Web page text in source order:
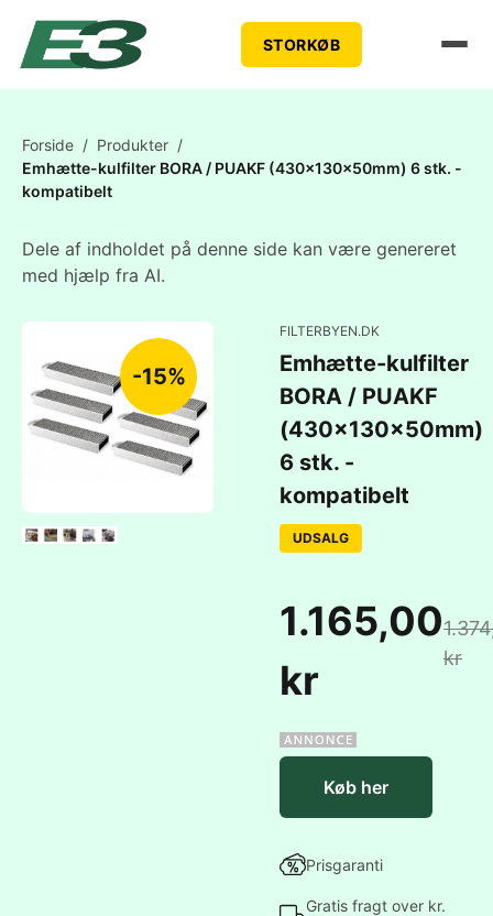
STORKØB
Forside / Produkter /
Emhætte-kulfilter BORA / PUAKF (430x130x50mm) 6 stk. -
kompatibelt
Dele af indholdet på denne side kan være genereret
med hjælp fra AI.
-15%
FILTERBYEN.DK
Emhætte-kulfilter
BORA / PUAKF
(430x130x50mm)
6 stk. -
kompatibelt
UDSALG
1.165,00
kr
kr
Køb her
Prisgaranti
Gratis fragt over kr.